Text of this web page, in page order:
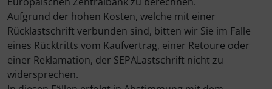
Aufgrund der hohen Kosten, welche mit einer
Rücklastschrift verbunden sind, bitten wir Sie im Falle
eines Rücktritts vom Kaufvertrag, einer Retoure oder
einer Reklamation, der SEPALastschrift nicht zu
widersprechen.